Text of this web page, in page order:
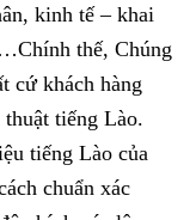
kinh tế – khai
thế, Chúng
cứ khách hàng
tiếng Lào.
tiếng Lào của
chuẩn xác